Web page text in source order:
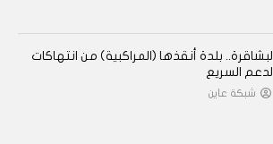
البشاقرة.. بلدة أنقذها (المراكبية) من انتهاكات
الدعم السريع
شبكة عاين